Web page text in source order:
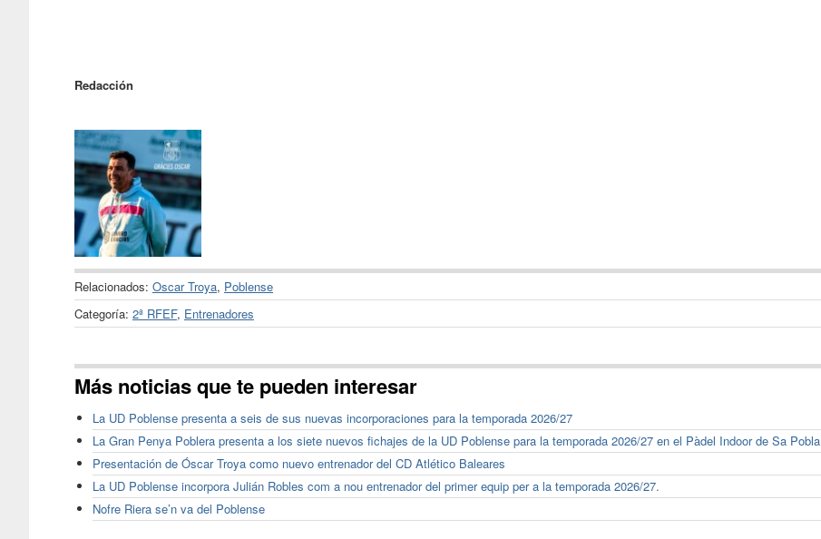
Redacción
Relacionados: Oscar Troya, Poblense
Categoría: 2ª RFEF, Entrenadores
Más noticias que te pueden interesar
La UD Poblense presenta a seis de sus nuevas incorporaciones para la temporada 2026/27
La Gran Penya Poblera presenta a los siete nuevos fichajes de la UD Poblense para la temporada 2026/27 en el Pàdel Indoor de Sa Pobla
Presentación de Óscar Troya como nuevo entrenador del CD Atlético Baleares
La UD Poblense incorpora Julián Robles com a nou entrenador del primer equip per a la temporada 2026/27.
Nofre Riera se’n va del Poblense